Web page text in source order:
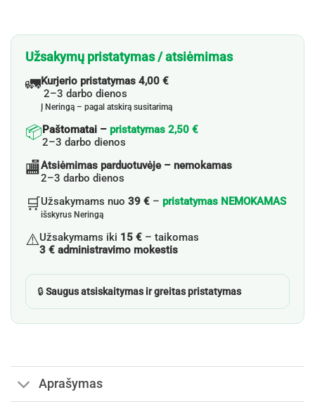
Užsakymų pristatymas / atsiėmimas
🚛Kurjerio pristatymas 4,00 €
2–3 darbo dienos
Į Neringą – pagal atskirą susitarimą
📦Paštomatai – pristatymas 2,50 €
2–3 darbo dienos
🏬Atsiėmimas parduotuvėje – nemokamas
2–3 darbo dienos
🛒Užsakymams nuo 39 € – pristatymas NEMOKAMAS
išskyrus Neringą
⚠️Užsakymams iki 15 € – taikomas
3 € administravimo mokestis
🔒Saugus atsiskaitymas ir greitas pristatymas
Aprašymas